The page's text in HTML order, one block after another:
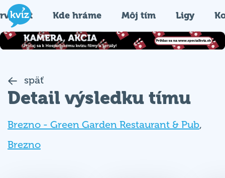
Kde hráme Môj tím Ligy
späť
Detail výsledku tímu
Brezno - Green Garden Restaurant & Pub,
Brezno